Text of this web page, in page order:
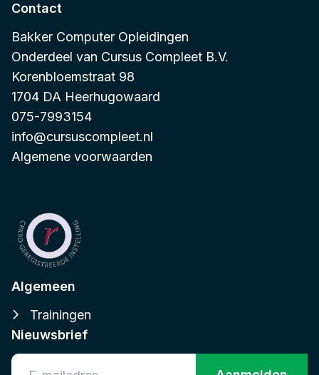
Contact
Bakker Computer Opleidingen
Onderdeel van Cursus Compleet B.V.
Korenbloemstraat 98
1704 DA Heerhugowaard
075-7993154
info@cursuscompleet.nl
Algemene voorwaarden
Algemeen
Trainingen
Nieuwsbrief